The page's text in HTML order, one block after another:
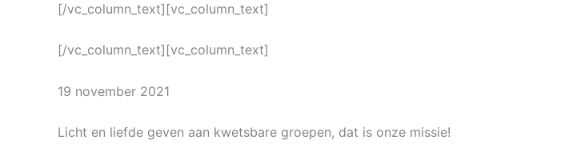
[/vc_column_text][vc_column_text]
[/vc_column_text][vc_column_text]
19 november 2021
Licht en liefde geven aan kwetsbare groepen, dat is onze missie!